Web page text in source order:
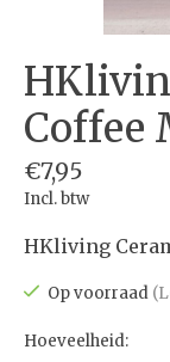
Coffee
€7,95
Incl. btw
HKliving
Op voorraad
Hoeveelheid: